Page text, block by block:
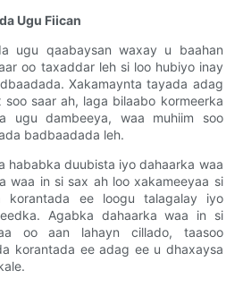
Ugu Fiican
ugu qaabaysan waxay u baahan
oo taxaddar leh si loo hubiyo inay
Xakamaynta tayada adag
saar ah, laga bilaabo kormeerka
ugu dambeeya, waa muhiim soo
badbaadada leh.
hababka duubista iyo dahaarka waa
waa in si sax ah loo xakameeyaa si
korantada ee loogu talagalay iyo
Agabka dahaarka waa in si
oo aan lahayn cillado, taasoo
korantada ee adag ee u dhaxaysa